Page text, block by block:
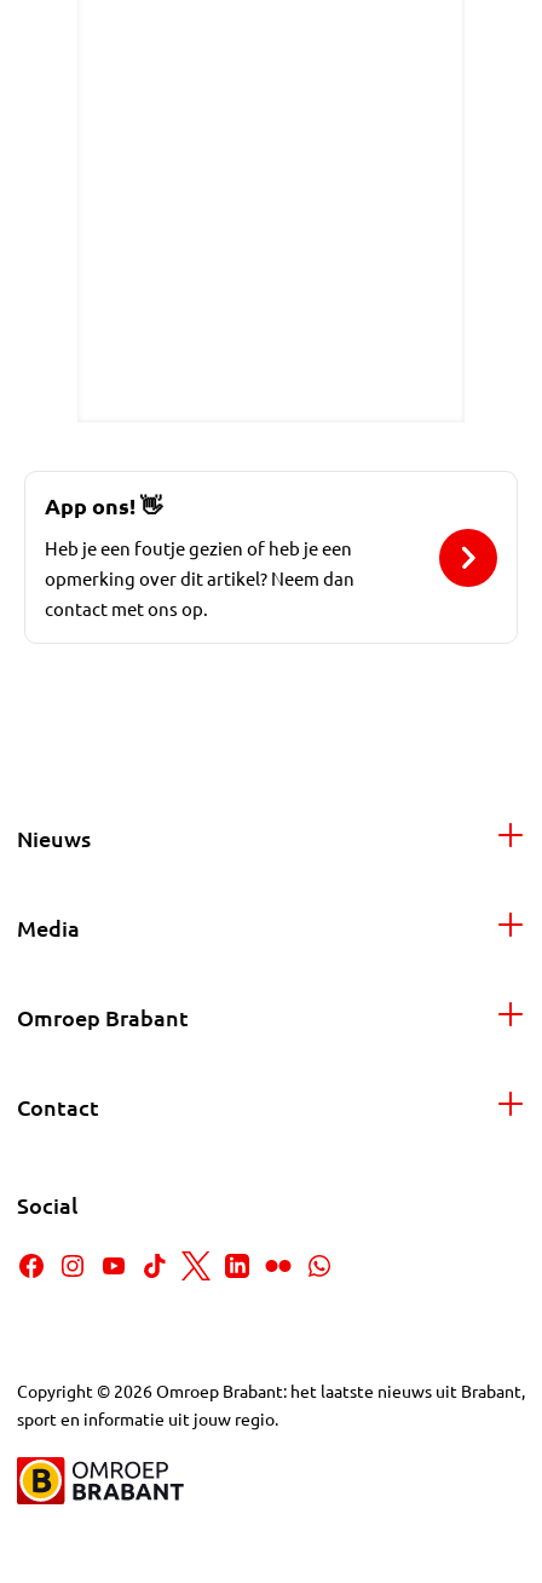
App ons!👋
Heb je een foutje gezien of heb je een
opmerking over dit artikel? Neem dan
contact met ons op.
Nieuws
Media
Omroep Brabant
Contact
Social
Copyright © 2026Omroep Brabant: het laatste nieuws uit Brabant,
sport en informatie uit jouw regio.